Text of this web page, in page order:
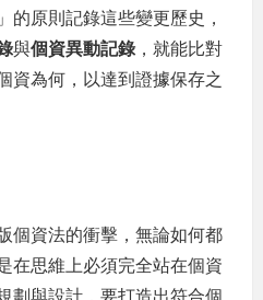
的原則記錄這些變更歷史，
與個資異動記錄，就能比對
資為何，以達到證據保存之
個資法的衝擊，無論如何都
在思維上必須完全站在個資
劃與設計，要打造出符合個